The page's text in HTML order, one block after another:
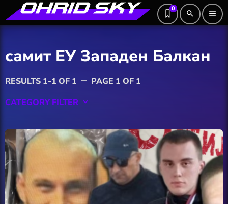
0
search menu
самит ЕУ Западен Балкан
RESULTS 1-1 OF 1 remove PAGE 1 OF 1
CATEGORY FILTER keyboard_arrow_down
Hobby
Software